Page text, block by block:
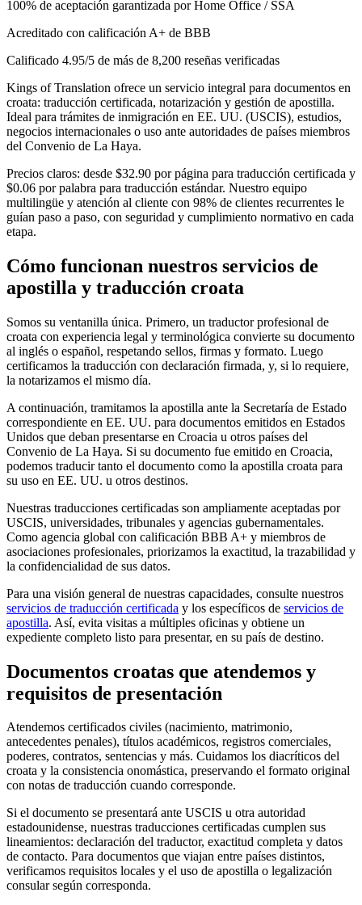
100% de aceptación garantizada por Home Office / SSA
Acreditado con calificación A+ de BBB
Calificado 4.95/5 de más de 8,200 reseñas verificadas
Kings of Translation ofrece un servicio integral para documentos en
croata: traducción certificada, notarización y gestión de apostilla.
Ideal para trámites de inmigración en EE. UU. (USCIS), estudios,
negocios internacionales o uso ante autoridades de países miembros
del Convenio de La Haya.
Precios claros: desde $32.90 por página para traducción certificada y
$0.06 por palabra para traducción estándar. Nuestro equipo
multilingüe y atención al cliente con 98% de clientes recurrentes le
guían paso a paso, con seguridad y cumplimiento normativo en cada
etapa.
Cómo funcionan nuestros servicios de
apostilla y traducción croata
Somos su ventanilla única. Primero, un traductor profesional de
croata con experiencia legal y terminológica convierte su documento
al inglés o español, respetando sellos, firmas y formato. Luego
certificamos la traducción con declaración firmada, y, si lo requiere,
la notarizamos el mismo día.
A continuación, tramitamos la apostilla ante la Secretaría de Estado
correspondiente en EE. UU. para documentos emitidos en Estados
Unidos que deban presentarse en Croacia u otros países del
Convenio de La Haya. Si su documento fue emitido en Croacia,
podemos traducir tanto el documento como la apostilla croata para
su uso en EE. UU. u otros destinos.
Nuestras traducciones certificadas son ampliamente aceptadas por
USCIS, universidades, tribunales y agencias gubernamentales.
Como agencia global con calificación BBB A+ y miembros de
asociaciones profesionales, priorizamos la exactitud, la trazabilidad y
la confidencialidad de sus datos.
Para una visión general de nuestras capacidades, consulte nuestros
servicios de traducción certificada y los específicos de servicios de
apostilla. Así, evita visitas a múltiples oficinas y obtiene un
expediente completo listo para presentar, en su país de destino.
Documentos croatas que atendemos y
requisitos de presentación
Atendemos certificados civiles (nacimiento, matrimonio,
antecedentes penales), títulos académicos, registros comerciales,
poderes, contratos, sentencias y más. Cuidamos los diacríticos del
croata y la consistencia onomástica, preservando el formato original
con notas de traducción cuando corresponde.
Si el documento se presentará ante USCIS u otra autoridad
estadounidense, nuestras traducciones certificadas cumplen sus
lineamientos: declaración del traductor, exactitud completa y datos
de contacto. Para documentos que viajan entre países distintos,
verificamos requisitos locales y el uso de apostilla o legalización
consular según corresponda.